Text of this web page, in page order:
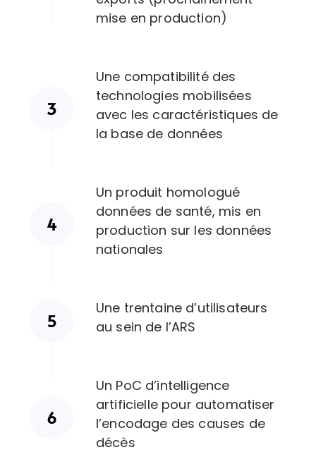
mise en production)
Une compatibilité des
technologies mobilisées
avec les caractéristiques de
la base de données
Un produit homologué
données de santé, mis en
production sur les données
nationales
Une trentaine d’utilisateurs
au sein de l’ARS
Un PoC d’intelligence
artificielle pour automatiser
l’encodage des causes de
décès